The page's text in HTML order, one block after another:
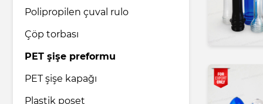
Ev ve bakım ürünleri
Nakliye ve Lojistik hizmetleri
Polipropilen çuval rulo
Çöp torbası
PET şişe preformu
PET şişe kapağı
Plastik poşet